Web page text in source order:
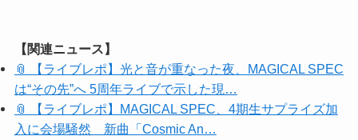
【関連ニュース】
📎 【ライブレポ】光と音が重なった夜、MAGICAL SPEC
は“その先”へ 5周年ライブで示した現…
📎 【ライブレポ】MAGICAL SPEC、4期生サプライズ加
入に会場騒然 新曲「Cosmic An…